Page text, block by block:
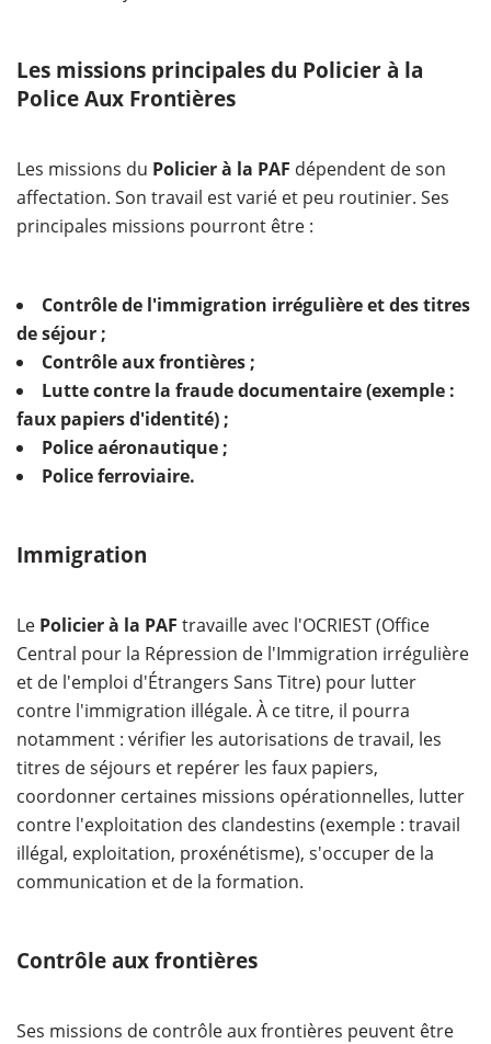
Les missions principales du Policier à la
Police Aux Frontières
Les missions du Policier à la PAF dépendent de son
affectation. Son travail est varié et peu routinier. Ses
principales missions pourront être :
Contrôle de l'immigration irrégulière et des titres
de séjour ;
Contrôle aux frontières ;
Lutte contre la fraude documentaire (exemple :
faux papiers d'identité) ;
Police aéronautique ;
Police ferroviaire.
Immigration
Le Policier à la PAF travaille avec l'OCRIEST (Office
Central pour la Répression de l'Immigration irrégulière
et de l'emploi d'Étrangers Sans Titre) pour lutter
contre l'immigration illégale. À ce titre, il pourra
notamment : vérifier les autorisations de travail, les
titres de séjours et repérer les faux papiers,
coordonner certaines missions opérationnelles, lutter
contre l'exploitation des clandestins (exemple : travail
illégal, exploitation, proxénétisme), s'occuper de la
communication et de la formation.
Contrôle aux frontières
Ses missions de contrôle aux frontières peuvent être